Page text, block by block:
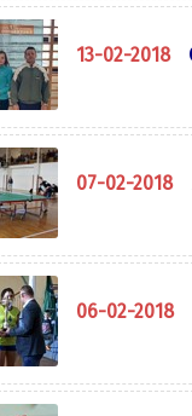
13-02-2018
07-02-2018
06-02-2018